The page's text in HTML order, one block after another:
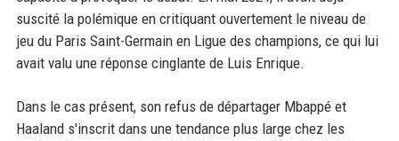
suscité la polémique en critiquant ouvertement le niveau de
jeu du Paris Saint-Germain en Ligue des champions, ce qui lui
avait valu une réponse cinglante de Luis Enrique.
Dans le cas présent, son refus de départager Mbappé et
Haaland s'inscrit dans une tendance plus large chez les